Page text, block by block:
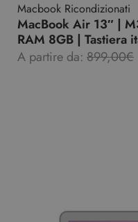
Macbook Ricondizionati
MacBook Air 13″ |
RAM 8GB | Tastiera
A partire da: 899,00€